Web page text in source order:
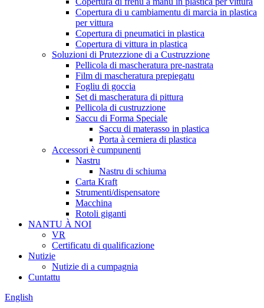
Copertura di u cambiamentu di marcia in plastica
per vittura
Copertura di pneumatici in plastica
Copertura di vittura in plastica
Soluzioni di Prutezzione di a Custruzzione
Pellicola di mascheratura pre-nastrata
Film di mascheratura prepiegatu
Fogliu di goccia
Set di mascheratura di pittura
Pellicola di custruzzione
Saccu di Forma Speciale
Saccu di materasso in plastica
Porta à cerniera di plastica
Accessori è cumpunenti
Nastru
Nastru di schiuma
Carta Kraft
Strumenti/dispensatore
Macchina
Rotoli giganti
NANTU À NOI
VR
Certificatu di qualificazione
Nutizie
Nutizie di a cumpagnia
Cuntattu
English